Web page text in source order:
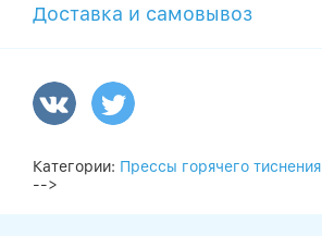
Доставка и самовывоз
Категории: Прессы горячего тиснения
-->